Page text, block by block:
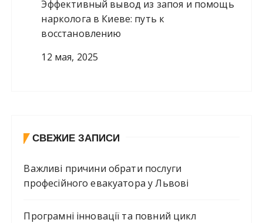
Эффективный вывод из запоя и помощь
нарколога в Киеве: путь к
восстановлению
12 мая, 2025
СВЕЖИЕ ЗАПИСИ
Важливі причини обрати послуги
професійного евакуатора у Львові
Програмні інновації та повний цикл